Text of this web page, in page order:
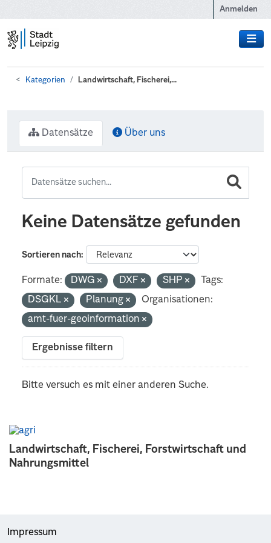
Anmelden
Kategorien Landwirtschaft, Fischerei,...
Landwirtschaft, Fischerei, Forstwirtschaft und
Nahrungsmittel
Datensätze Über uns
Keine Datensätze gefunden
Sortieren nach
Formate: DWG DXF SHP
Tags:
DSGKL
Planung
Organisationen:
amt-fuer-geoinformation
Ergebnisse filtern
Bitte versuch es mit einer anderen Suche.
Impressum